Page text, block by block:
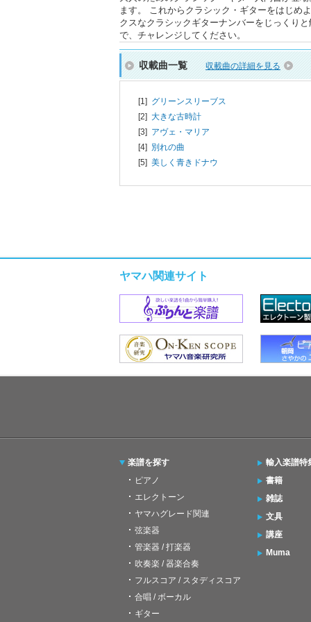
ます。 これからクラシック・ギターをはじめ
クスなクラシックギターナンバーをじっくり
で、チャレンジしてください。
収載曲一覧 収載曲の詳細を見る
[1] グリーンスリーブス
[2] 大きな古時計
[3] アヴェ・マリア
[4] 別れの曲
[5] 美しく青きドナウ
ヤマハ関連サイト
楽譜を探す
ピアノ
エレクトーン
ヤマハグレード関連
弦楽器
管楽器 / 打楽器
吹奏楽 / 器楽合奏
フルスコア / スタディスコア
合唱 / ボーカル
ギター
輸入楽譜特
書籍
雑誌
文具
講座
Muma